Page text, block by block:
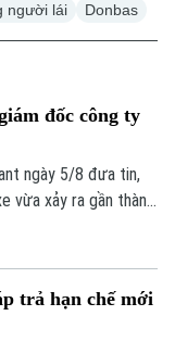
người lái Donbas
đốc công ty
ngày 5/8 đưa tin,
vừa xảy ra gần thành
là vụ tấn công thứ
trả hạn chế mới